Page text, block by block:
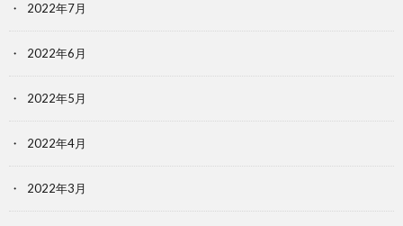
2022年7月
2022年6月
2022年5月
2022年4月
2022年3月